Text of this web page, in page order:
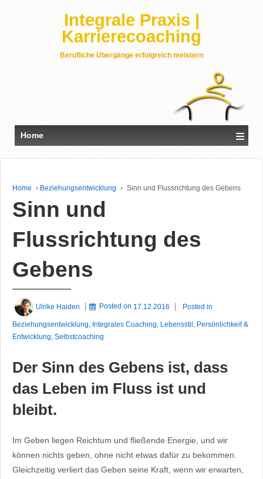
Integrale Praxis |
Karrierecoaching
Berufliche Übergänge erfolgreich meistern
Home ≡
Home › Beziehungsentwicklung › Sinn und Flussrichtung des Gebens
Sinn und
Flussrichtung des
Gebens
Ulrike Haiden Posted on 17.12.2016 Posted in
Beziehungsentwicklung, Integrales Coaching, Lebensstil , Persönlichkeit &
Entwicklung, Selbstcoaching
Der Sinn des Gebens ist, dass
das Leben im Fluss ist und
bleibt.
Im Geben liegen Reichtum und fließende Energie, und wir
können nichts geben, ohne nicht etwas dafür zu bekommen.
Gleichzeitig verliert das Geben seine Kraft, wenn wir erwarten,